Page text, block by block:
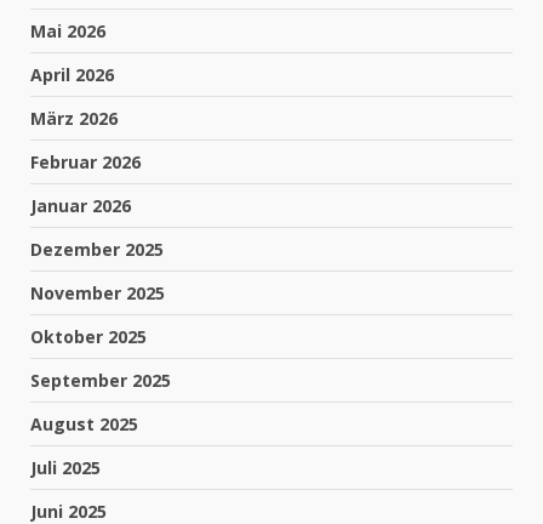
Mai 2026
April 2026
März 2026
Februar 2026
Januar 2026
Dezember 2025
November 2025
Oktober 2025
September 2025
August 2025
Juli 2025
Juni 2025